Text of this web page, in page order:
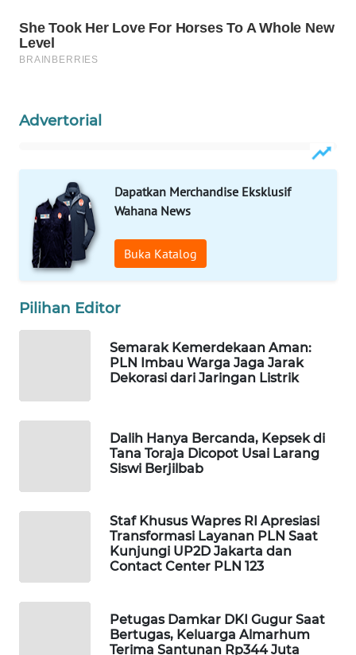
Advertorial
Dapatkan Merchandise Eksklusif
Wahana News
Buka Katalog
Pilihan Editor
Semarak Kemerdekaan Aman:
PLN Imbau Warga Jaga Jarak
Dekorasi dari Jaringan Listrik
Dalih Hanya Bercanda, Kepsek di
Tana Toraja Dicopot Usai Larang
Siswi Berjilbab
Staf Khusus Wapres RI Apresiasi
Transformasi Layanan PLN Saat
Kunjungi UP2D Jakarta dan
Contact Center PLN 123
Petugas Damkar DKI Gugur Saat
Bertugas, Keluarga Almarhum
Terima Santunan Rp344 Juta
WAHANA
TRAVEL
WAHANANEWS
CO ID
WAHANANEWS
NET
WAHANA
PERSONA